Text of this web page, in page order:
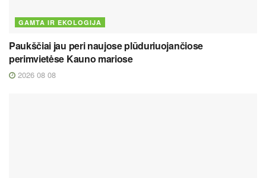
GAMTA IR EKOLOGIJA
Paukščiai jau peri naujose plūduriuojančiose
perimvietėse Kauno mariose
2026 08 08